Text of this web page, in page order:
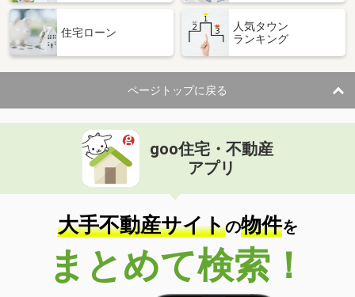
住宅ローン
人気タウン
ランキング
ページトップに戻る
goo住宅・不動産
アプリ
大手不動産サイトの物件を
まとめて検索！